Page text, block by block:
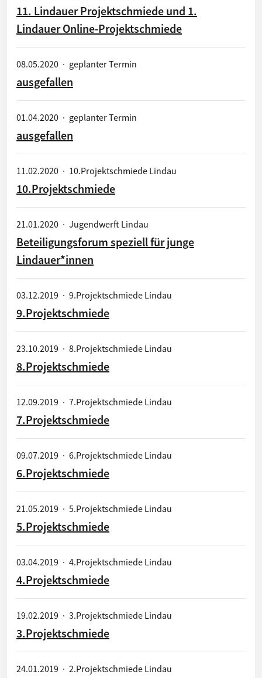
11. Lindauer Projektschmiede und 1.
Lindauer Online-Projektschmiede
08.05.2020 · geplanter Termin
ausgefallen
01.04.2020 · geplanter Termin
ausgefallen
11.02.2020 · 10.Projektschmiede Lindau
10.Projektschmiede
21.01.2020 · Jugendwerft Lindau
Beteiligungsforum speziell für junge
Lindauer*innen
03.12.2019 · 9.Projektschmiede Lindau
9.Projektschmiede
23.10.2019 · 8.Projektschmiede Lindau
8.Projektschmiede
12.09.2019 · 7.Projektschmiede Lindau
7.Projektschmiede
09.07.2019 · 6.Projektschmiede Lindau
6.Projektschmiede
21.05.2019 · 5.Projektschmiede Lindau
5.Projektschmiede
03.04.2019 · 4.Projektschmiede Lindau
4.Projektschmiede
19.02.2019 · 3.Projektschmiede Lindau
3.Projektschmiede
24.01.2019 · 2.Projektschmiede Lindau